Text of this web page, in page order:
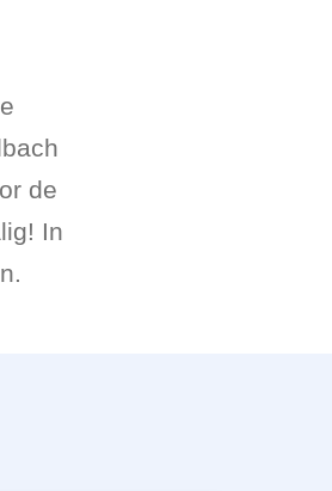
de
In